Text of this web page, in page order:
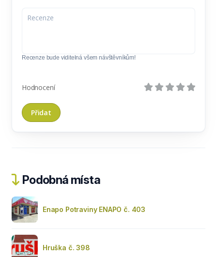
Recenze bude viditelná všem návštěvníkům!
Hodnocení
Podobná místa
Enapo Potraviny ENAPO č. 403
Hruška č. 398